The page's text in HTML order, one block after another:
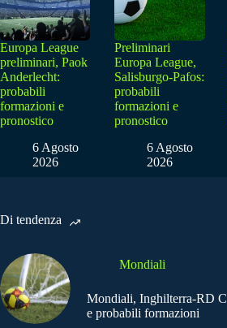
Europa League
preliminari, Paok
Anderlecht:
probabili
formazioni e
pronostico
6 Agosto
2026
Preliminari
Europa League,
Salisburgo-Pafos:
probabili
formazioni e
pronostico
6 Agosto
2026
Di tendenza
Mondiali
Mondiali, Inghilterra-RD
e probabili formazioni